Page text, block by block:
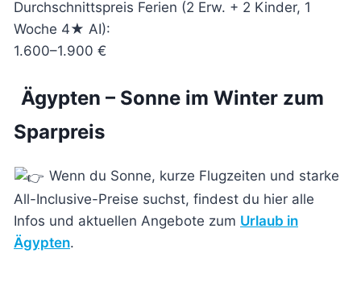
Durchschnittspreis Ferien (2 Erw. + 2 Kinder, 1
Woche 4★ AI):
1.600–1.900 €
Ägypten – Sonne im Winter zum
Sparpreis
Wenn du Sonne, kurze Flugzeiten und starke
All-Inclusive-Preise suchst, findest du hier alle
Infos und aktuellen Angebote zum Urlaub in
Ägypten.